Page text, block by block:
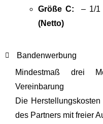
Größe C: – 1/1
(Netto)
Bandenwerbung
Mindestmaß drei
Vereinbarung
Die
des Partners mit freier